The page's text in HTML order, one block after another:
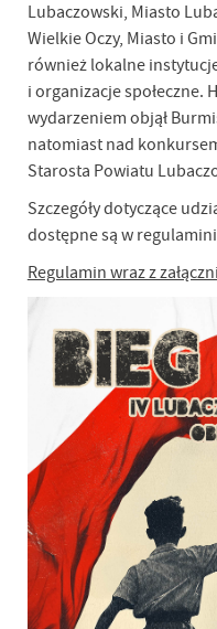
Lubaczowski, Miasto
Wielkie Oczy, Miasto i
również lokalne
i organizacje społeczne.
wydarzeniem objął
natomiast nad
Starosta Powiatu
Szczegóły dotyczące
dostępne są w
Regulamin wraz z